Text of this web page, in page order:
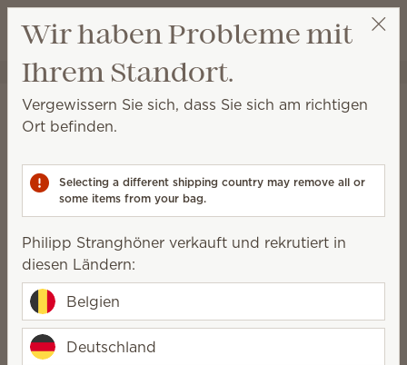
Wunschliste
Warenkorb
Philipp Stranghöner Party auswählen
Duftblumen
Duftblumen
verbreiten wunderbaren Duft und sehen in jedem
Raum bezaubernd aus.
49 Ergebnisse
Filter Relevanz
3 Produkte kaufen, 10 % sparen!
Lizenzierte Produkte und Kombi-Angebote ausgeschlossen.
Wir haben Probleme mit
Ihrem Standort.
Vergewissern Sie sich, dass Sie sich am richtigen
Ort befinden.
Selecting a different shipping country may remove all or
some items from your bag.
Philipp Stranghöner verkauft und rekrutiert in
diesen Ländern:
Belgien
Deutschland